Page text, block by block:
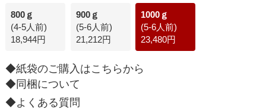
800ｇ
(4-5人前)
18,944円
900ｇ
(5-6人前)
21,212円
1000ｇ
(5-6人前)
23,480円
◆紙袋のご購入はこちらから
◆同梱について
◆よくある質問